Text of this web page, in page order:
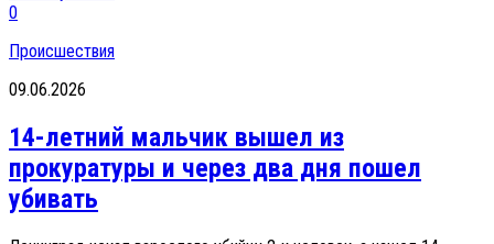
0
Происшествия
09.06.2026
14-летний мальчик вышел из
прокуратуры и через два дня пошел
убивать